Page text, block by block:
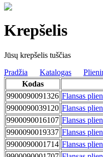
Krepšelis
Jūsų krepšelis tuščias
Pradžia
Katalogas
Kodas
9900090091326 Flansas
9900090039120 Flansas
9900090016107 Flansas
9900090019337 Flansas
9900090001714 Flansas